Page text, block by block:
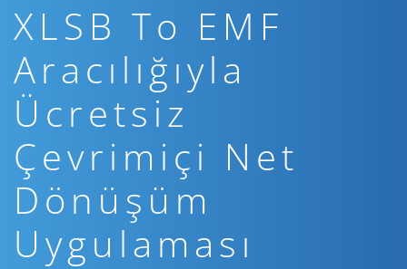
XLSB To EMF
Aracılığıyla
Ücretsiz
Çevrimiçi Net
Dönüşüm
Uygulaması